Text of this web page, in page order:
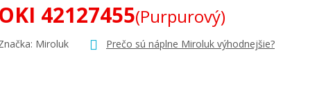
OKI 42127455(Purpurový)
Miroluk Prečo sú náplne Miroluk výhodnejšie?